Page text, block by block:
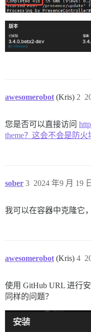
awesomerobot (Kris) 2
您是否可以直接访问
theme？这会不会是防火
sober 2024 年9 月 19
3
我可以在容器中克隆它
awesomerobot (Kris) 4
使用 GitHub URL 进行
同样的问题？